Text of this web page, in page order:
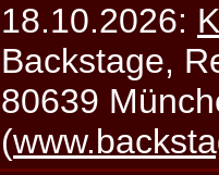
18.10.2026:
Backstage,
80639
(